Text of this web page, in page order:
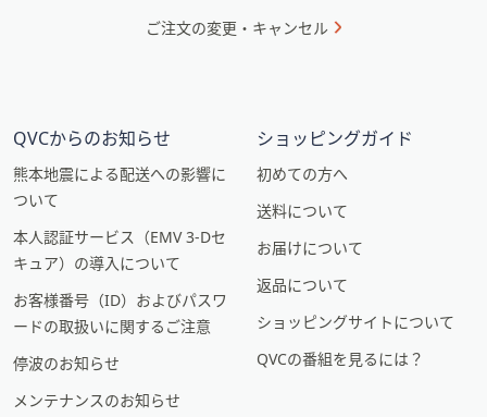
ご注文の変更・キャンセル
QVCからのお知らせ
熊本地震による配送への影響に
ついて
本人認証サービス（EMV 3-Dセ
キュア）の導入について
お客様番号（ID）およびパスワ
ードの取扱いに関するご注意
停波のお知らせ
メンテナンスのお知らせ
ショッピングガイド
初めての方へ
送料について
お届けについて
返品について
ショッピングサイトについて
QVCの番組を見るには？